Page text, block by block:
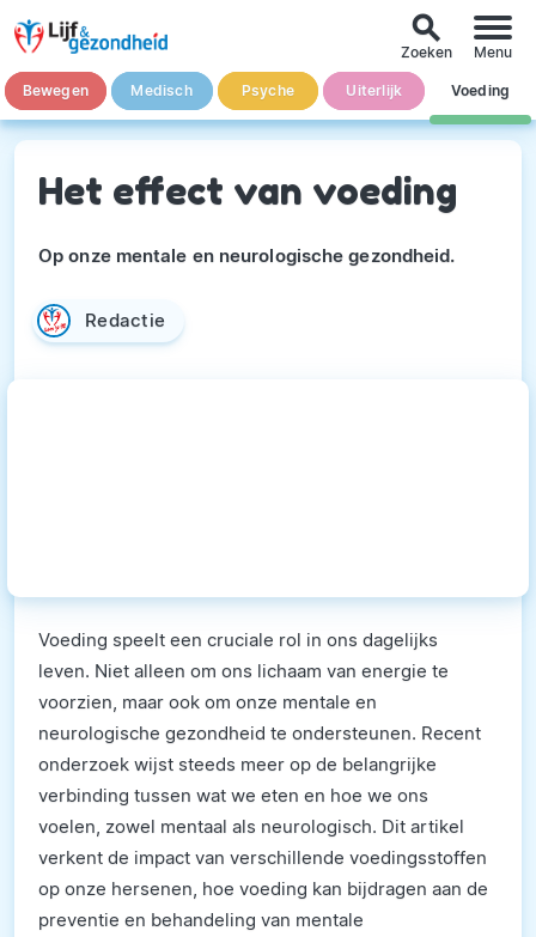
Bewegen Medisch Psyche Uiterlijk Voeding
search
Zoeken Menu
Het effect van voeding
Op onze mentale en neurologische gezondheid.
Redactie
Voeding speelt een cruciale rol in ons dagelijks
leven. Niet alleen om ons lichaam van energie te
voorzien, maar ook om onze mentale en
neurologische gezondheid te ondersteunen. Recent
onderzoek wijst steeds meer op de belangrijke
verbinding tussen wat we eten en hoe we ons
voelen, zowel mentaal als neurologisch. Dit artikel
verkent de impact van verschillende voedingsstoffen
op onze hersenen, hoe voeding kan bijdragen aan de
preventie en behandeling van mentale